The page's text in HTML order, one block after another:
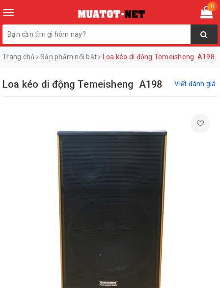
Toggle
navigation
0
Trang chủ Sản phẩm nổi bật Loa kéo di động Temeisheng A198
Loa kéo di động Temeisheng A198 Viết đánh giá